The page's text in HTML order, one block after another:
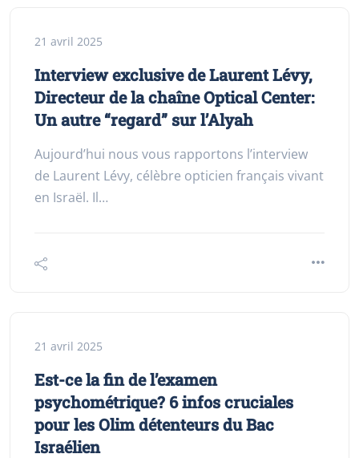
21 avril 2025
Interview exclusive de Laurent Lévy,
Directeur de la chaîne Optical Center:
Un autre “regard” sur l’Alyah
Aujourd’hui nous vous rapportons l’interview
de Laurent Lévy, célèbre opticien français vivant
en Israël. Il…
21 avril 2025
Est-ce la fin de l’examen
psychométrique? 6 infos cruciales
pour les Olim détenteurs du Bac
Israélien